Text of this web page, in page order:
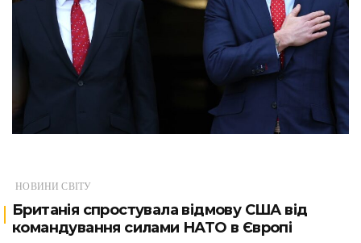
НОВИНИ СВІТУ
Британія спростувала відмову США від
командування силами НАТО в Європі